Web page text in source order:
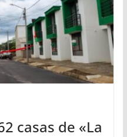
casas de «La